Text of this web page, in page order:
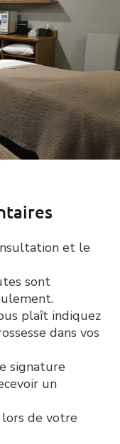
et le
sont
plaît indiquez
dans vos
signature
un
de votre